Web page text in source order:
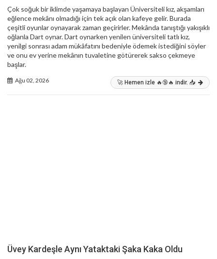
Çok soğuk bir iklimde yaşamaya başlayan Üniversiteli kız, akşamları
eğlence mekânı olmadığı için tek açık olan kafeye gelir. Burada
çeşitli oyunlar oynayarak zaman geçirirler. Mekânda tanıştığı yakışıklı
oğlanla Dart oynar. Dart oynarken yenilen üniversiteli tatlı kız,
yenilgi sonrası adam mükâfatını bedeniyle ödemek istediğini söyler
ve onu ev yerine mekânın tuvaletine götürerek sakso çekmeye
başlar.
Ağu 02, 2026 🚀 Hemen izle 🔥🔞🔥 indir. 📥
Üvey Kardeşle Aynı Yataktaki Şaka Kaka Oldu